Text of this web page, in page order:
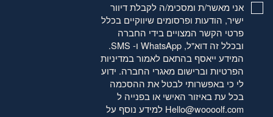
אני מאשר/ת ומסכימ/ה לקבלת דיוור
ישיר, הודעות ופרסומים שיווקיים בכלל
פרטי הקשר המצויים בידי החברה
ובכלל זה דוא"ל, WhatsApp ו- SMS.
המידע ייאסף בהתאם לאמורבמדיניות
הפרטיותוברישום מאגרי החברה. ידוע
לי כי באפשרותי לבטל את ההסכמה
בכל עת באיזור האישי או בפנייה ל
Hello@woooolf.com למידע נוסף על